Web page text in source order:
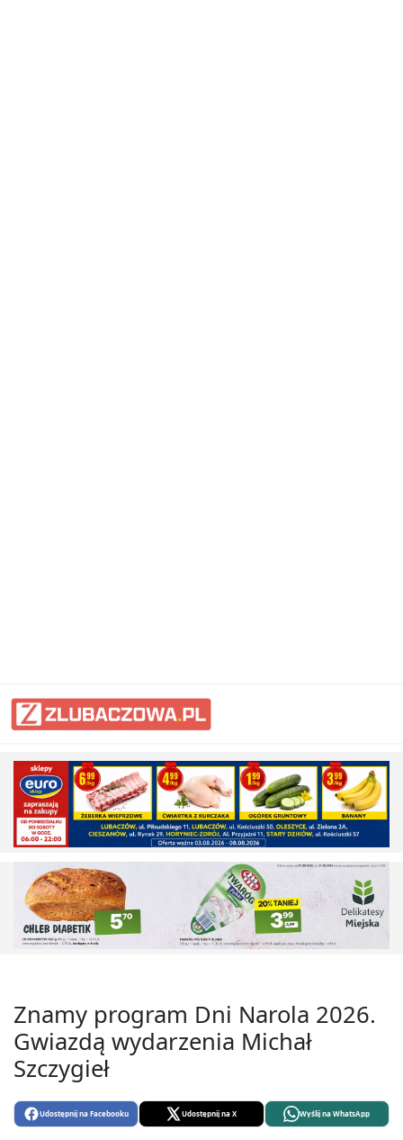
Znamy program Dni Narola 2026.
Gwiazdą wydarzenia Michał
Szczygieł
Udostępnij na Facebooku Udostępnij na X Wyślij na WhatsApp